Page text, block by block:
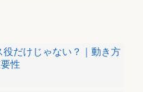
だけじゃない？｜動き方
性